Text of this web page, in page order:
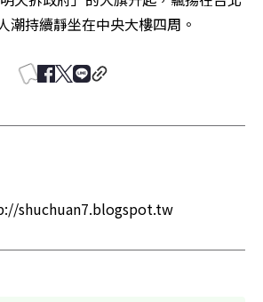
潮持續靜坐在中央大樓四周。
shuchuan7.blogspot.tw